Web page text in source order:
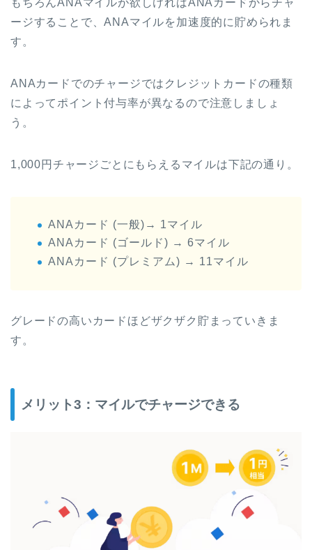
ージすることで、ANAマイルを加速度的に貯められま
す。
ANAカードでのチャージではクレジットカードの種類
によってポイント付与率が異なるので注意しましょ
う。
1,000円チャージごとにもらえるマイルは下記の通り。
ANAカード (一般)→ 1マイル
ANAカード (ゴールド) → 6マイル
ANAカード (プレミアム) → 11マイル
グレードの高いカードほどザクザク貯まっていきま
す。
メリット3：マイルでチャージできる